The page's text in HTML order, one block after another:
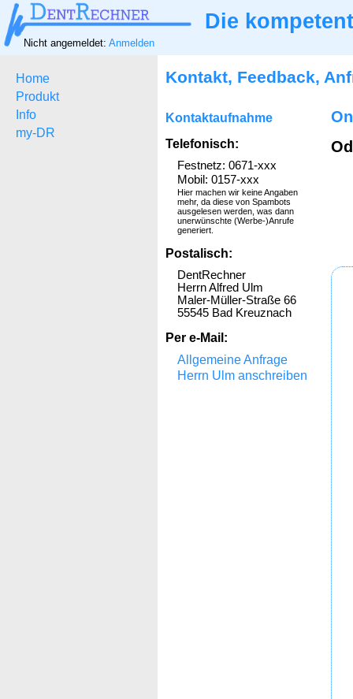
Die
Nicht angemeldet: Anmelden
Home
Produkt
Info
my-DR
Kontakt, Feedback,
Kontaktaufnahme
Telefonisch:
Festnetz: 0671-xxx
Mobil: 0157-xxx
Hier machen wir keine Angaben
mehr, da diese von Spambots
ausgelesen werden, was dann
unerwünschte (Werbe-)Anrufe
generiert.
Postalisch:
DentRechner
Herrn Alfred Ulm
Maler-Müller-Straße 66
55545 Bad Kreuznach
Per e-Mail:
Allgemeine Anfrage
Herrn Ulm anschreiben